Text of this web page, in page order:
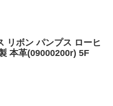
リボン パンプス ローヒ
本革(09000200r) 5F